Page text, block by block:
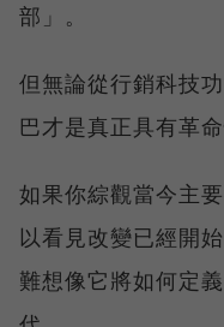
部」。
但無論從行銷科技
巴才是真正具有革命
如果你綜觀當今主
以看見改變已經開
難想像它將如何定